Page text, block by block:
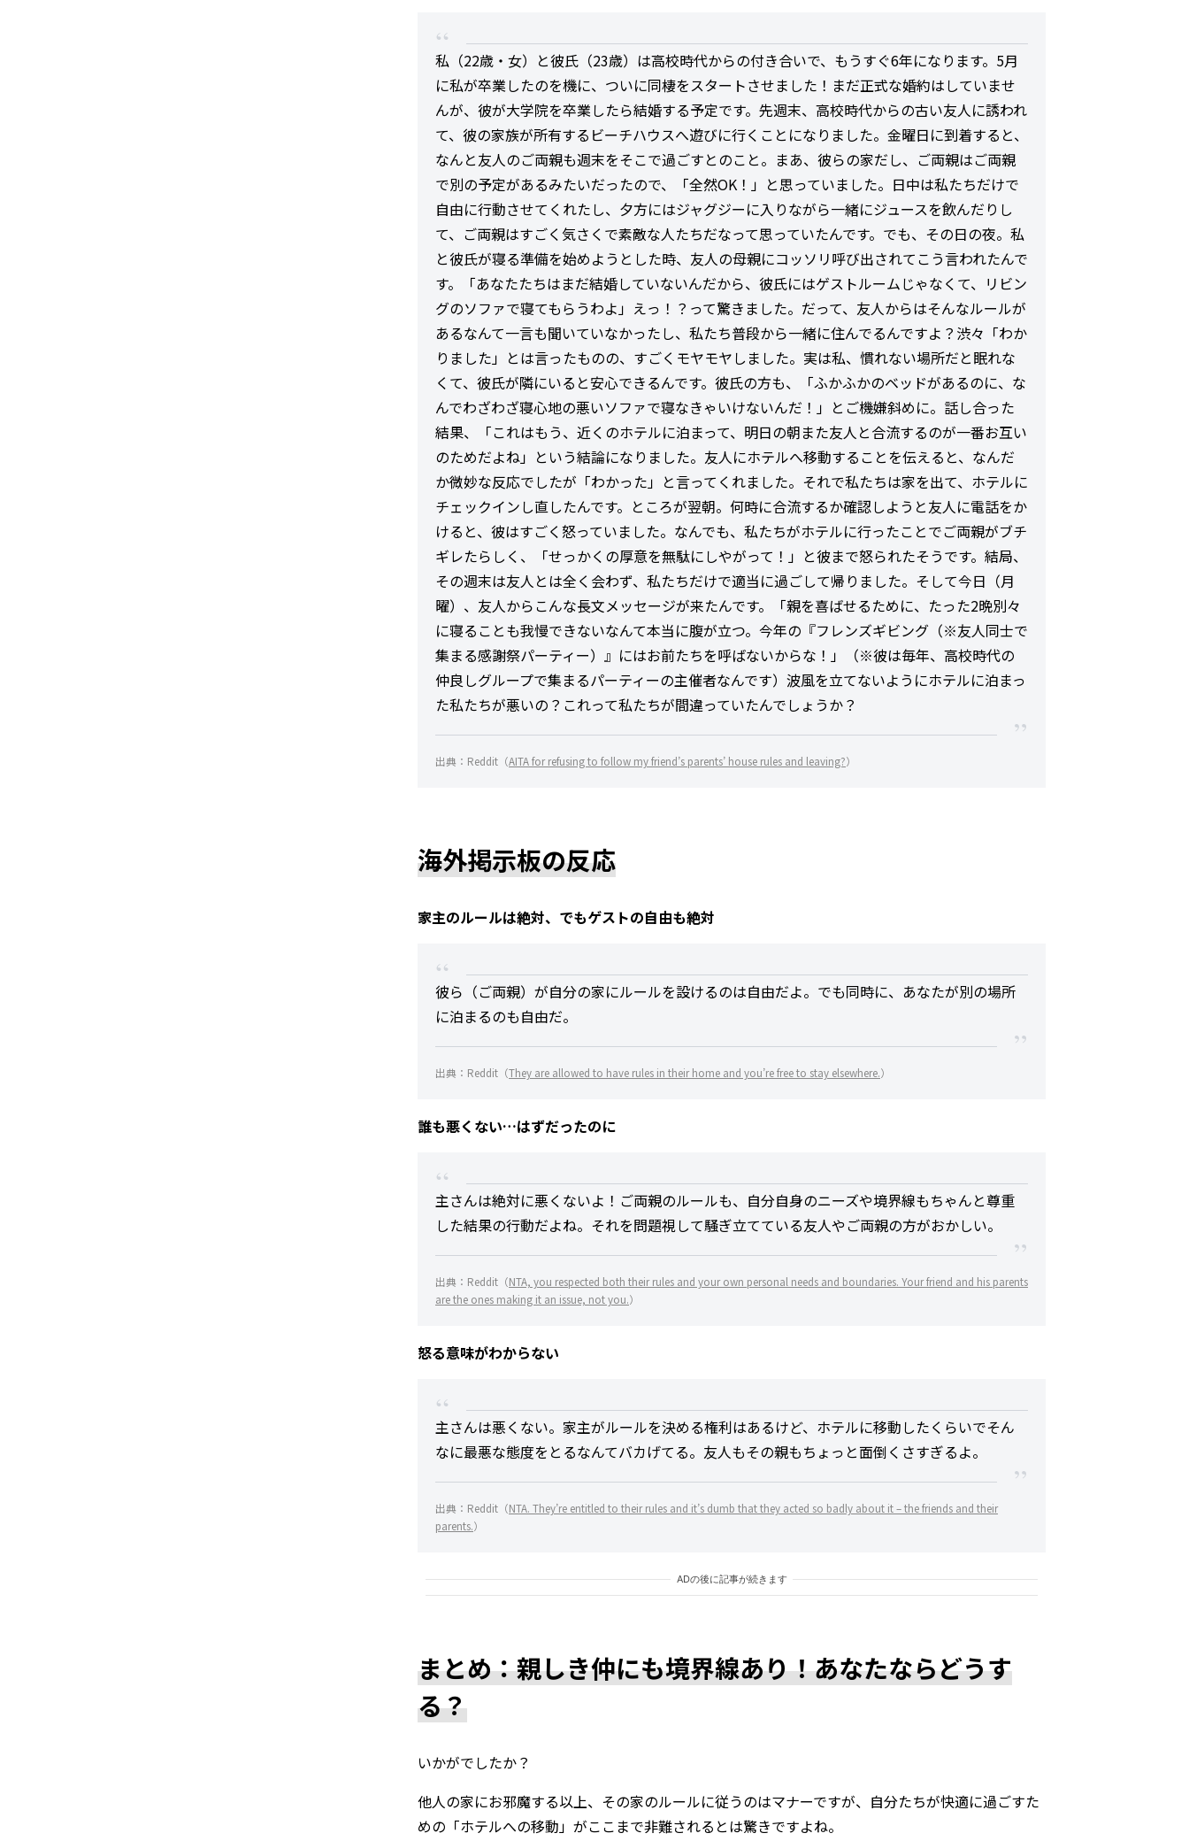
私（22歳・女）と彼氏（23歳）は高校時代からの付き合いで、もうすぐ6年になります。5月
に私が卒業したのを機に、ついに同棲をスタートさせました！まだ正式な婚約はしていませ
んが、彼が大学院を卒業したら結婚する予定です。先週末、高校時代からの古い友人に誘われ
て、彼の家族が所有するビーチハウスへ遊びに行くことになりました。金曜日に到着すると、
なんと友人のご両親も週末をそこで過ごすとのこと。まあ、彼らの家だし、ご両親はご両親
で別の予定があるみたいだったので、「全然OK！」と思っていました。日中は私たちだけで
自由に行動させてくれたし、夕方にはジャグジーに入りながら一緒にジュースを飲んだりし
て、ご両親はすごく気さくで素敵な人たちだなって思っていたんです。でも、その日の夜。私
と彼氏が寝る準備を始めようとした時、友人の母親にコッソリ呼び出されてこう言われたんで
す。「あなたたちはまだ結婚していないんだから、彼氏にはゲストルームじゃなくて、リビン
グのソファで寝てもらうわよ」えっ！？って驚きました。だって、友人からはそんなルールが
あるなんて一言も聞いていなかったし、私たち普段から一緒に住んでるんですよ？渋々「わか
りました」とは言ったものの、すごくモヤモヤしました。実は私、慣れない場所だと眠れな
くて、彼氏が隣にいると安心できるんです。彼氏の方も、「ふかふかのベッドがあるのに、な
んでわざわざ寝心地の悪いソファで寝なきゃいけないんだ！」とご機嫌斜めに。話し合った
結果、「これはもう、近くのホテルに泊まって、明日の朝また友人と合流するのが一番お互い
のためだよね」という結論になりました。友人にホテルへ移動することを伝えると、なんだ
か微妙な反応でしたが「わかった」と言ってくれました。それで私たちは家を出て、ホテルに
チェックインし直したんです。ところが翌朝。何時に合流するか確認しようと友人に電話をか
けると、彼はすごく怒っていました。なんでも、私たちがホテルに行ったことでご両親がブチ
ギレたらしく、「せっかくの厚意を無駄にしやがって！」と彼まで怒られたそうです。結局、
その週末は友人とは全く会わず、私たちだけで適当に過ごして帰りました。そして今日（月
曜）、友人からこんな長文メッセージが来たんです。「親を喜ばせるために、たった2晩別々
に寝ることも我慢できないなんて本当に腹が立つ。今年の『フレンズギビング（※友人同士で
集まる感謝祭パーティー）』にはお前たちを呼ばないからな！」（※彼は毎年、高校時代の
仲良しグループで集まるパーティーの主催者なんです）波風を立てないようにホテルに泊まっ
た私たちが悪いの？これって私たちが間違っていたんでしょうか？
出典：Reddit（AITA for refusing to follow my friend’s parents’ house rules and leaving?）
海外掲示板の反応
家主のルールは絶対、でもゲストの自由も絶対
彼ら（ご両親）が自分の家にルールを設けるのは自由だよ。でも同時に、あなたが別の場所
に泊まるのも自由だ。
出典：Reddit（They are allowed to have rules in their home and you’re free to stay elsewhere.）
誰も悪くない…はずだったのに
主さんは絶対に悪くないよ！ご両親のルールも、自分自身のニーズや境界線もちゃんと尊重
した結果の行動だよね。それを問題視して騒ぎ立てている友人やご両親の方がおかしい。
出典：Reddit（NTA, you respected both their rules and your own personal needs and boundaries. Your friend and his parents
are the ones making it an issue, not you.）
怒る意味がわからない
主さんは悪くない。家主がルールを決める権利はあるけど、ホテルに移動したくらいでそん
なに最悪な態度をとるなんてバカげてる。友人もその親もちょっと面倒くさすぎるよ。
出典：Reddit（NTA. They’re entitled to their rules and it’s dumb that they acted so badly about it – the friends and their
parents.）
ADの後に記事が続きます
まとめ：親しき仲にも境界線あり！あなたならどうす
る？
いかがでしたか？
他人の家にお邪魔する以上、その家のルールに従うのはマナーですが、自分たちが快適に過ごすた
めの「ホテルへの移動」がここまで非難されるとは驚きですよね。